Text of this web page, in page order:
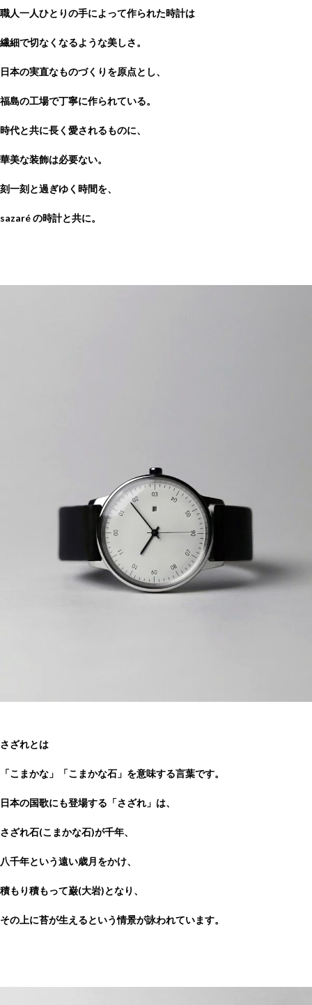
職人一人ひとりの手によって作られた時計は
繊細で切なくなるような美しさ。
日本の実直なものづくりを原点とし、
福島の工場で丁寧に作られている。
時代と共に長く愛されるものに、
華美な装飾は必要ない。
刻一刻と過ぎゆく時間を、
sazaré の時計と共に。
さざれとは
「こまかな」「こまかな石」を意味する言葉です。
日本の国歌にも登場する「さざれ」は、
さざれ石(こまかな石)が千年、
八千年という遠い歳月をかけ、
積もり積もって巌(大岩)となり、
その上に苔が生えるという情景が詠われています。